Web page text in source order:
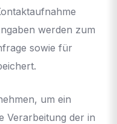
werden zum
sowie für
um ein
Verarbeitung der in